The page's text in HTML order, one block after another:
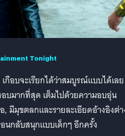
Tonight
กือบจะเรียกได้ว่าสมบูรณ์แบบได้เลย
บมากที่สุด เต็มไปด้วยความอบอุ่น
, มีมุขตลกและรายละเอียดอ้างอิงต่
นกลับสนุกแบบเด็กๆ อีกครั้ง